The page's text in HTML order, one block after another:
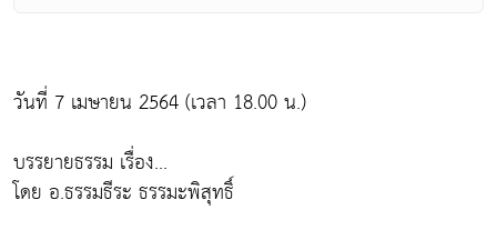
วันที่ 7 เมษายน 2564 (เวลา 18.00 น.)
บรรยายธรรม เรื่อง...
โดย อ.ธรรมธีระ ธรรมะพิสุทธิ์